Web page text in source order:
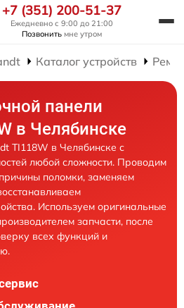
+7 (351) 200-51-37
Ежедневно с 9:00 до 21:00
Позвонить мне утром
Каталог устройств
панели
в Челябинске
TI118W в Челябинске с
любой сложности. Проводим
поломки, заменяем
Используем оригинальные
запчасти, после
всех функций и